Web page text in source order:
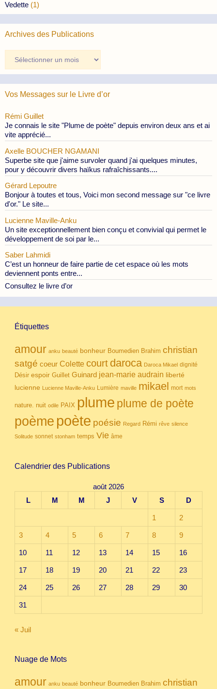
Vedette (1)
Archives des Publications
des
Publications
Vos Messages sur le Livre d’or
Rémi Guillet
Je connais le site "Plume de poète" depuis environ deux ans et ai
vite apprécié...
Axelle BOUCHER NGAMANI
Superbe site que j'aime survoler quand j'ai quelques minutes,
pour y découvrir divers haïkus rafraîchissants....
Gérard Lepoutre
Bonjour à toutes et tous, Voici mon second message sur "ce livre
d'or." Le site...
Lucienne Maville-Anku
Un site exceptionnellement bien conçu et convivial qui permet le
développement de soi par le...
Saber Lahmidi
C’est un honneur de faire partie de cet espace où les mots
deviennent ponts entre...
Consultez le livre d’or
Étiquettes
amour anku beauté bonheur Boumedien Brahim christian
satgé coeur Colette court daroca Daroca Mikael dignité
Désir espoir Guillet Guinard jean-marie audrain liberté
lucienne Lucienne Maville-Anku Lumière maville mikael mort mots
nature. nuit odile PAIX plume plume de poète
poème poète poésie Regard Rémi rêve silence
Solitude sonnet stonham temps Vie âme
Calendrier des Publications
août 2026
L
M M J V S D
1 2
3 4 5 6 7 8 9
10 11 12 13 14 15 16
17 18 19 20 21 22 23
24 25 26 27 28 29 30
31
« Juil
Nuage de Mots
amour anku beauté bonheur Boumedien Brahim christian